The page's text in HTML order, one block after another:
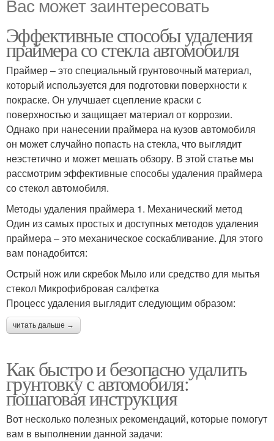
Эффективные способы удаления
праймера со стекла автомобиля
Праймер – это специальный грунтовочный материал,
который используется для подготовки поверхности к
покраске. Он улучшает сцепление краски с
поверхностью и защищает материал от коррозии.
Однако при нанесении праймера на кузов автомобиля
он может случайно попасть на стекла, что выглядит
неэстетично и может мешать обзору. В этой статье мы
рассмотрим эффективные способы удаления праймера
со стекол автомобиля.
Методы удаления праймера 1. Механический метод
Один из самых простых и доступных методов удаления
праймера – это механическое соскабливание. Для этого
вам понадобится:
Острый нож или скребок Мыло или средство для мытья
стекол Микрофибровая салфетка
Процесс удаления выглядит следующим образом:
читать дальше →
Как быстро и безопасно удалить
грунтовку с автомобиля:
пошаговая инструкция
Вот несколько полезных рекомендаций, которые помогут
вам в выполнении данной задачи: